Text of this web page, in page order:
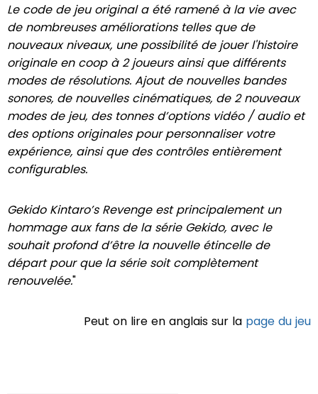
Le code de jeu original a été ramené à la vie avec
de nombreuses améliorations telles que de
nouveaux niveaux, une possibilité de jouer l'histoire
originale en coop à 2 joueurs ainsi que différents
modes de résolutions. Ajout de nouvelles bandes
sonores, de nouvelles cinématiques, de 2 nouveaux
modes de jeu, des tonnes d’options vidéo / audio et
des options originales pour personnaliser votre
expérience, ainsi que des contrôles entièrement
configurables.
Gekido Kintaro’s Revenge est principalement un
hommage aux fans de la série Gekido, avec le
souhait profond d’être la nouvelle étincelle de
départ pour que la série soit complètement
renouvelée."
Peut on lire en anglais sur la page du jeu